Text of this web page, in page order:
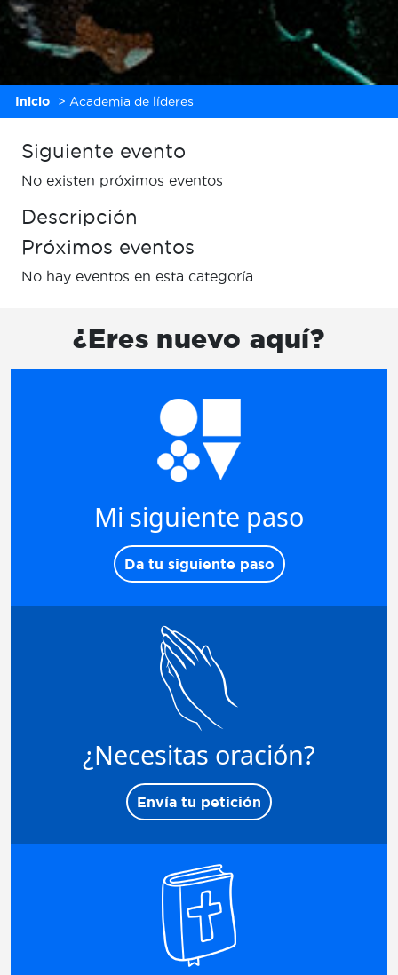
Inicio > Academia de líderes
Siguiente evento
No existen próximos eventos
Descripción
Próximos eventos
No hay eventos en esta categoría
¿Eres nuevo aquí?
Mi siguiente paso
Da tu siguiente paso
¿Necesitas oración?
Envía tu petición